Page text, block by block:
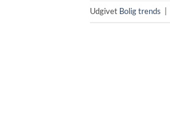
Udgivet Bolig trends